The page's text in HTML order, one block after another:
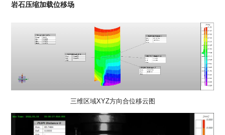
岩石压缩加载位移场
三维区域XYZ方向合位移云图